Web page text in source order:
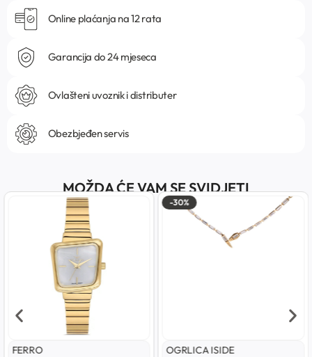
Online plaćanja na 12 rata
Garancija do 24 mjeseca
Ovlašteni uvoznik i distributer
Obezbjeđen servis
MOŽDA ĆE VAM SE SVIDJETI
FERRO
-30%
OGRLICA ISIDE